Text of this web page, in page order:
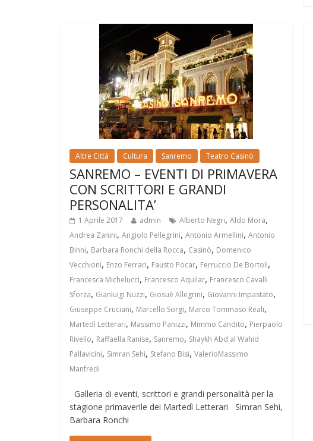
Altre Città Cultura Sanremo Teatro Casinò
SANREMO – EVENTI DI PRIMAVERA
CON SCRITTORI E GRANDI
PERSONALITA’
1 Aprile 2017 admin Alberto Negri, Aldo Mora,
Andrea Zanini, Angiolo Pellegrini, Antonio Armellini, Antonio
Binni, Barbara Ronchi della Rocca, Casinò, Domenico
Vecchioni, Enzo Ferrari, Fausto Pocar, Ferruccio De Bortoli,
Francesca Michelucci, Francesco Aquilar, Francesco Cavalli
Sforza, Gianluigi Nuzzi, Giosuè Allegrini, Giovanni Impastato,
Giuseppe Cruciani, Marcello Sorgi, Marco Tommaso Reali,
Martedì Letterari, Massimo Panizzi, Mimmo Candito, Pierpaolo
Rivello, Raffaella Ranise, Sanremo, Shaykh Abd al Wahid
Pallavicini, Simran Sehi, Stefano Bisi, ValerioMassimo
Manfredi
Galleria di eventi, scrittori e grandi personalità per la
stagione primaverile dei Martedì Letterari Simran Sehi,
Barbara Ronchi